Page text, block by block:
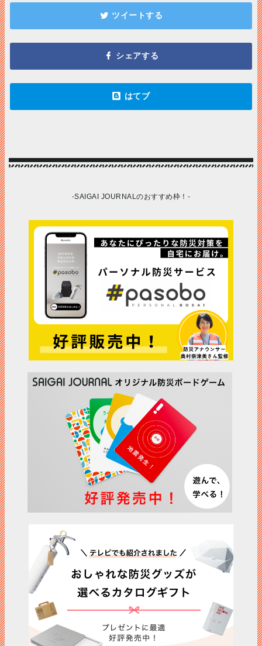
-SAIGAI JOURNALのおすすめ枠！-